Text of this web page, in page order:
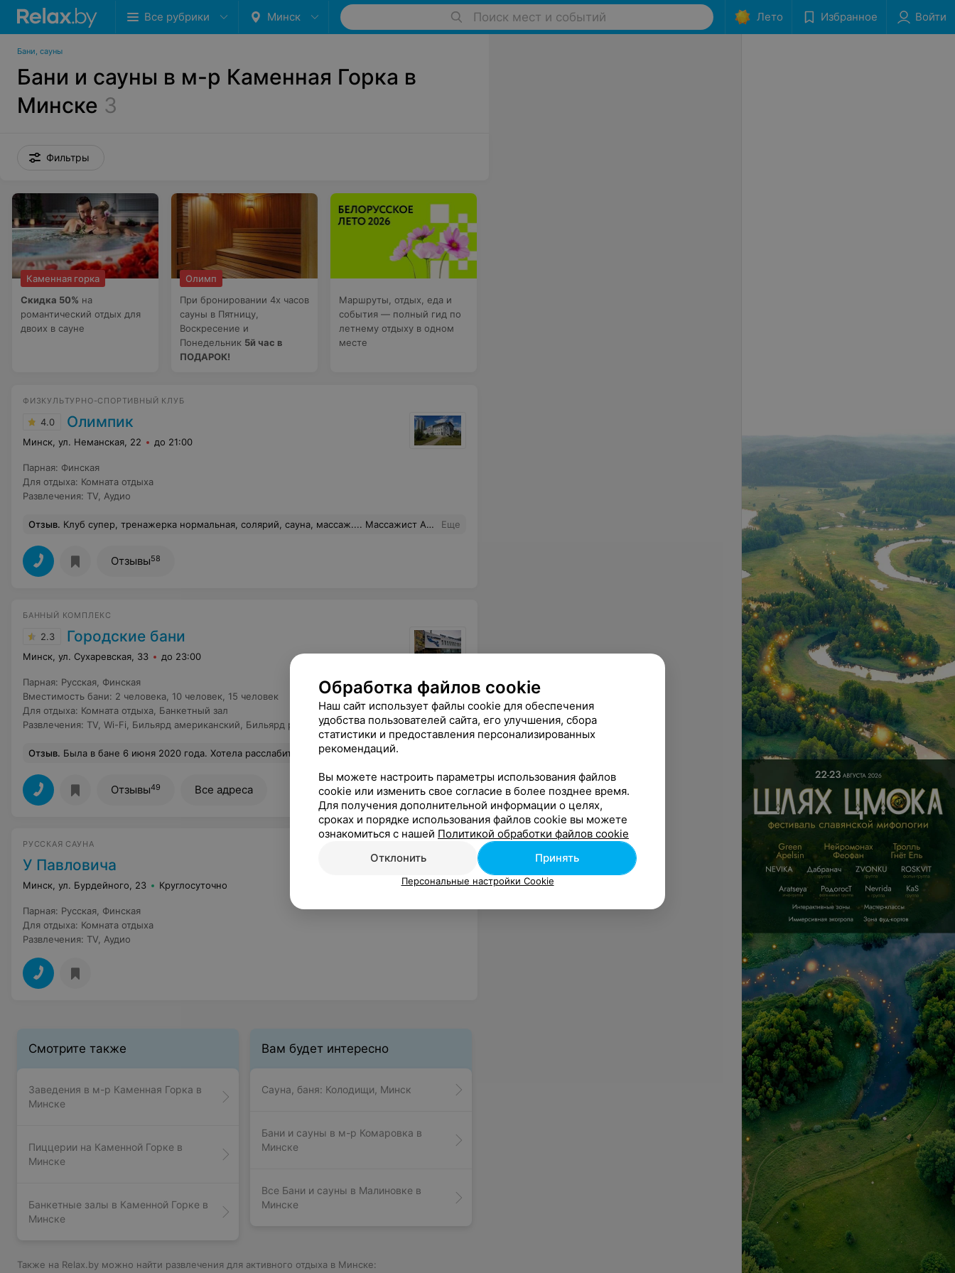
Все рубрики Минск Поиск мест и событий Лето Избранное Войти
Бани, сауны
Бани и сауны в м-р Каменная Горка в
Минске 3
Фильтры
Каменная горка
Скидка 50% на
романтический отдых для
двоих в сауне
Олимп
При бронировании 4х часов
сауны в Пятницу,
Воскресение и
Понедельник 5й час в
ПОДАРОК!
Маршруты, отдых, еда и
события — полный гид по
летнему отдыху в одном
месте
ФИЗКУЛЬТУРНО-СПОРТИВНЫЙ КЛУБ
4.0 Олимпик
Минск, ул. Неманская, 22 до 21:00
Парная: Финская
Для отдыха: Комната отдыха
Развлечения: TV Аудио
Отзыв. Клуб супер, тренажерка нормальная, солярий, сауна, массаж.... Массажист Андрей очень круто делает мне антицеллюлитный массаж, результат увидела сразу... Еще там бмс есть, как-нибудь попробую... Еще
Отзывы58
БАННЫЙ КОМПЛЕКС
2.3 Городские бани
Минск, ул. Сухаревская, 33 до 23:00
Парная: Русская Финская
Вместимость бани: 2 человека 10 человек 15 человек
Для отдыха: Комната отдыха Банкетный зал
Развлечения: TV Wi-Fi Бильярд американский Бильярд русский
Отзыв. Была в бане 6 июня 2020 года. Хотела расслабиться, получить удовольствие, а взамен получила кучу негатива. Очень неприветливый персонал. За все время нахождения не было никого , не знала где вход в баню , бассейн . Перед закрытием бани я зашла с маской стоя погреться, а там оказалось парилась себе в удовольствие банщица. Облаяла меня с ног до головы, оскорбляла , собрала весь персонал что бы выгнать меня оттуда . Позвала даже девушек с ресепшена, уборщиц . Странно что еще не милицию,хотя после нее вся ручка была в скрабе . В предбаннике жутко воняло канализацией, прям фу фу фу. Бассейн малюсенький. В раздевалке экономия света , не возможно было даже одеться . Баня до 22.00 я выходила в 22.01 с криками и оскорблениями в свой след от девушки с ресепшена. Получила вместо удовольствия кучу негатива и осадок . Больше не пойду туда никогда и всем своим знакомым буду рассказывать об этой ужасной бане и не приветливом персонале.
Отзывы49 Все адреса
РУССКАЯ САУНА
У Павловича
Минск, ул. Бурдейного, 23 Круглосуточно
Парная: Русская Финская
Для отдыха: Комната отдыха
Развлечения: TV Аудио
Смотрите также
Заведения в м-р Каменная Горка в
Минске
Пиццерии на Каменной Горке в
Минске
Банкетные залы в Каменной Горке в
Минске
Вам будет интересно
Сауна, баня: Колодищи, Минск
Бани и сауны в м-р Комаровка в
Минске
Все Бани и сауны в Малиновке в
Минске
Также на Relax.by можно найти развлечения для активного отдыха в Минске:
Обработка файлов cookie
Наш сайт использует файлы cookie для обеспечения
удобства пользователей сайта, его улучшения, сбора
статистики и предоставления персонализированных
рекомендаций.
Вы можете настроить параметры использования файлов
cookie или изменить свое согласие в более позднее время.
Для получения дополнительной информации о целях,
сроках и порядке использования файлов cookie вы можете
ознакомиться с нашей Политикой обработки файлов cookie
Отклонить
Принять
Персональные настройки Cookie